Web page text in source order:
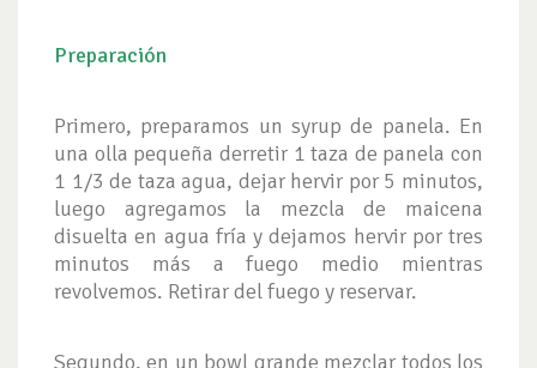
Preparación
Primero, preparamos un syrup de panela. En
una olla pequeña derretir 1 taza de panela con
1 1/3 de taza agua, dejar hervir por 5 minutos,
luego agregamos la mezcla de maicena
disuelta en agua fría y dejamos hervir por tres
minutos más a fuego medio mientras
revolvemos. Retirar del fuego y reservar.
Segundo, en un bowl grande mezclar todos los